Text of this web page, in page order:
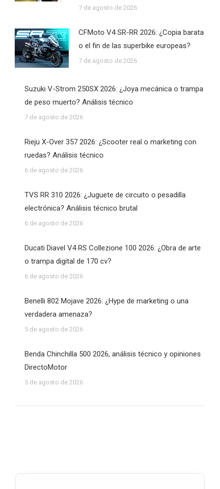
7 de agosto de 2026
CFMoto V4 SR-RR 2026: ¿Copia barata
o el fin de las superbike europeas?
7 de agosto de 2026
Suzuki V-Strom 250SX 2026: ¿Joya mecánica o trampa
de peso muerto? Análisis técnico
7 de agosto de 2026
Rieju X-Over 357 2026: ¿Scooter real o marketing con
ruedas? Análisis técnico
6 de agosto de 2026
TVS RR 310 2026: ¿Juguete de circuito o pesadilla
electrónica? Análisis técnico brutal
6 de agosto de 2026
Ducati Diavel V4 RS Collezione 100 2026: ¿Obra de arte
o trampa digital de 170 cv?
6 de agosto de 2026
Benelli 802 Mojave 2026: ¿Hype de marketing o una
verdadera amenaza?
5 de agosto de 2026
Benda Chinchilla 500 2026, análisis técnico y opiniones
DirectoMotor
5 de agosto de 2026